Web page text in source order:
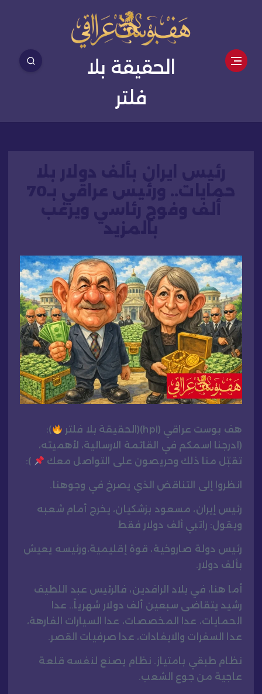
الحقيقة بلا
فلتر
هف بوست عراقي (hpi)(الحقيقة بلا فلتر
):
(ادرجنا اسمكم في القائمة الارسالية، لأهميته،
تقبّل منا ذلك وحريصون على التواصل معك
):
انظروا إلى التناقض الذي يصرخ في وجوهنا.
رئيس إيران، مسعود بزشكيان، يخرج أمام شعبه
ويقول: راتبي ألف دولار فقط
رئيس دولة صاروخية، قوة إقليمية،ورئيسه يعيش
بألف دولار.
أما هنا، في بلاد الرافدين، فالرئيس عبد اللطيف
رشيد يتقاضى سبعين ألف دولار شهرياً.. عدا
الحمايات، عدا المخصصات، عدا السيارات الفارهة،
عدا السفرات والايفادات، عدا صرفيات القصر.
نظام طبقي بامتياز. نظام يصنع لنفسه قلعة
عاجية من جوع الشعب.